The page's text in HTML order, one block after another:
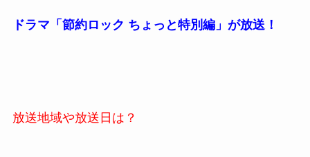
ドラマ「節約ロック ちょっと特別編」が放送！
放送地域や放送日は？